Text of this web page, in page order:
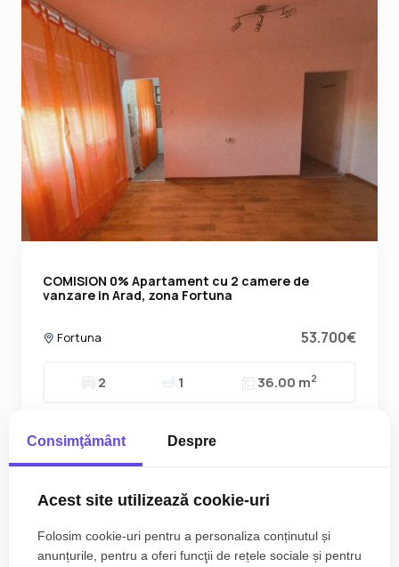
COMISION 0% Apartament cu 2 camere de
vanzare in Arad, zona Fortuna
Fortuna 53.700€
2 1 36.00 m2
Consimţământ Despre
Acest site utilizează cookie-uri
Folosim cookie-uri pentru a personaliza conținutul și
anunțurile, pentru a oferi funcţii de rețele sociale și pentru